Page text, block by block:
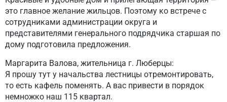
это главное желание жильцов. Поэтому ко встрече с
сотрудниками администрации округа и
представителями генерального подрядчика старшая по
дому подготовила предложения.
Маргарита Валова, жительница г. Люберцы:
Я прошу тут у начальства лестницы отремонтировать,
то есть кафель поменять. А вас привести в порядок
немножко наш 115 квартал.